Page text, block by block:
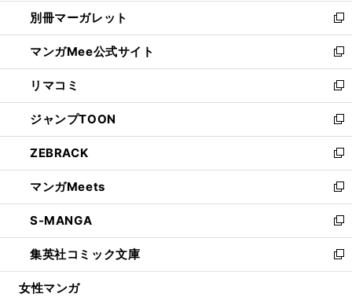
く
で
開
く
ウ
ィ
ン
ド
ウ
で
開
く
し
い
ウ
ィ
ン
ド
ウ
で
開
く
別冊マーガレット
新
し
い
ウ
ィ
ン
ド
ウ
で
開
く
マンガMee公式サイト
新
し
い
ウ
ィ
ン
ド
ウ
で
開
く
リマコミ
新
し
い
ウ
ィ
ン
ド
ウ
で
開
く
ジャンプTOON
新
し
い
ウ
ィ
ン
ド
ウ
で
開
ZEBRACK
新
し
い
ウ
ィ
ン
ド
ウ
マンガMeets
新
し
い
ウ
ィ
ン
S-MANGA
新
し
い
ウ
集英社コミック文庫
新
し
女性マンガ